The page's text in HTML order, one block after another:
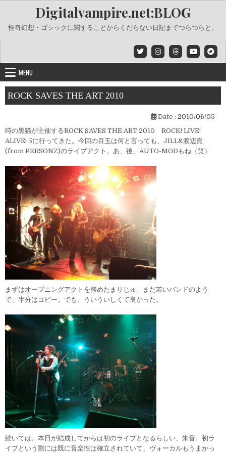
content
Digitalvampire.net:BLOG
怪奇幻想・ゴシックに関することからくだらない日記までつらつらと。
MENU
ROCK SAVES THE ART 2010
Date : 2010/06/05
時の黒猫が主催するROCK SAVES THE ART 2010 ROCK! LIVE!
ALIVE! 5に行ってきた。今回の目玉は何と言っても、JILL&渡辺貢
(from PERSONZ)のライブアクト。あ、後、AUTO-MODもね（笑）
まずはオープニングアクトを務めたまりじゅ。まだ若いバンドのよう
で、半分はコピー。でも、ういういしくて良かった。
続いては、本日が結成してからは初のライブとなるらしい、朱音。初ラ
イブという割には既に音楽性は確立されていて、ヴォーカルもうまかっ